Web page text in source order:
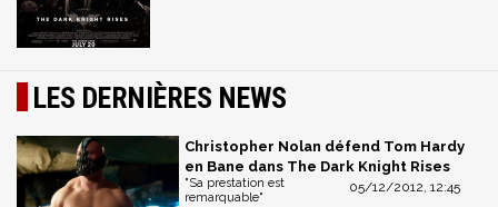
LES DERNIÈRES NEWS
Christopher Nolan défend Tom Hardy
en Bane dans The Dark Knight Rises
05/12/2012, 12:45
"Sa prestation est
remarquable"